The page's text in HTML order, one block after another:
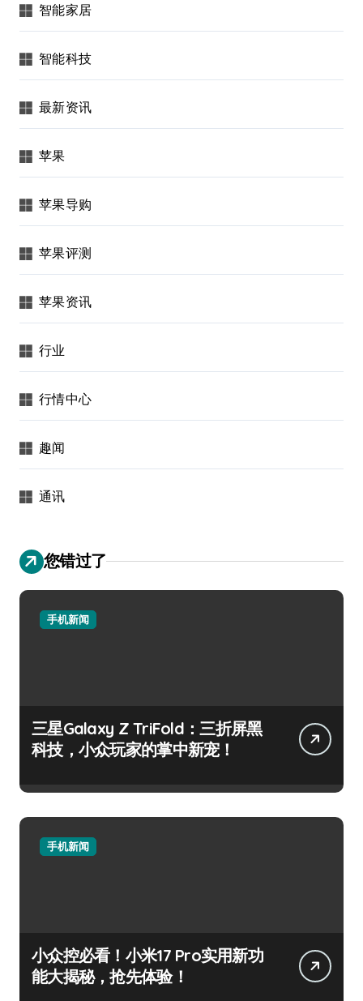
智能家居
智能科技
最新资讯
苹果
苹果导购
苹果评测
苹果资讯
行业
行情中心
趣闻
通讯
您错过了
手机新闻
三星Galaxy Z TriFold：三折屏黑
科技，小众玩家的掌中新宠！
手机新闻
小众控必看！小米17 Pro实用新功
能大揭秘，抢先体验！